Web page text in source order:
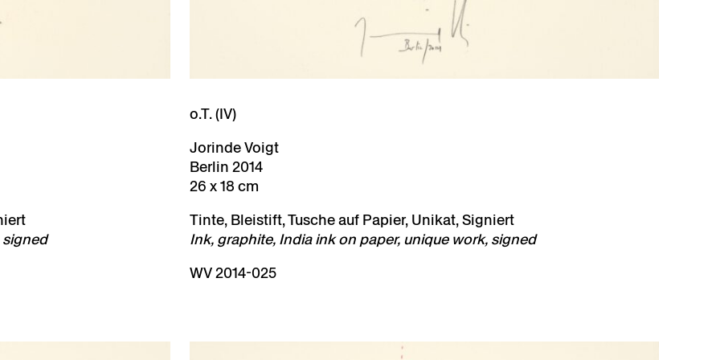
o.T. (IV)
Jorinde Voigt
Berlin 2014
26 x 18 cm
Tinte, Bleistift, Tusche auf Papier, Unikat, Signiert
Ink, graphite, India ink on paper, unique work, signed
WV 2014-025